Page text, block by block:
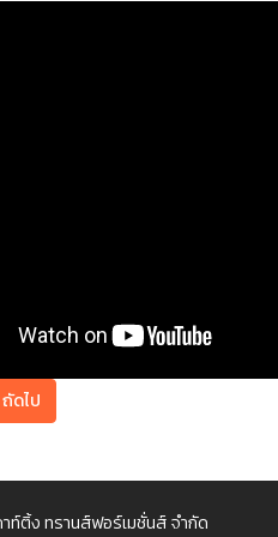
ถัดไป
ท์ติ้ง ทรานส์ฟอร์เมชั่นส์ จำกัด